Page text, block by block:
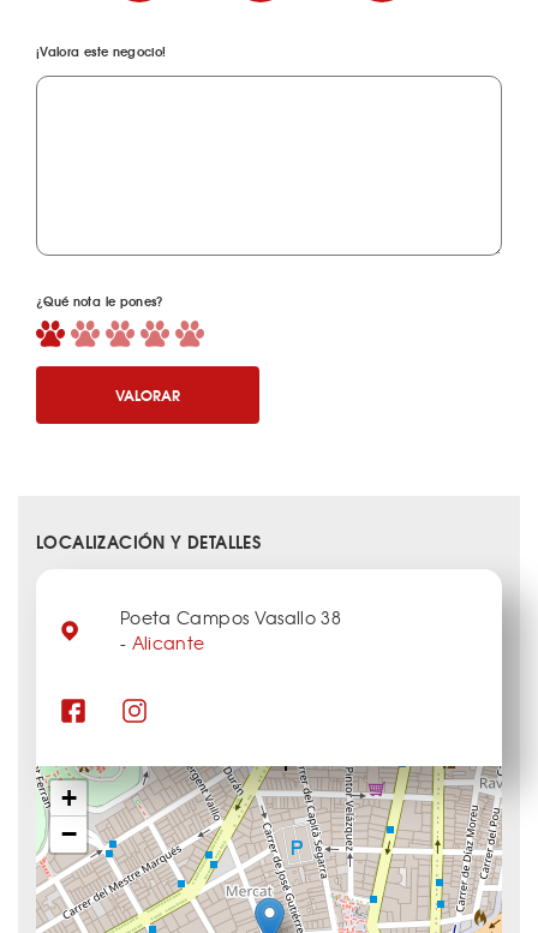
¡Valora este negocio!
¿Qué nota le pones?
VALORAR
LOCALIZACIÓN Y DETALLES
+
−
Poeta Campos Vasallo 38
- Alicante